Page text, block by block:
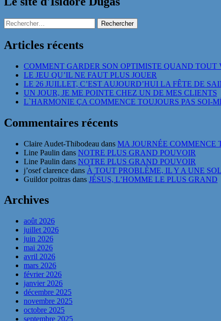
Rechercher :
Articles récents
COMMENT GARDER SON OPTIMISTE QUAND
LE JEU QU’IL NE FAUT PLUS JOUER
LE 26 JUILLET, C’EST AUJOURD’HUI LA FÊTE DE
UN JOUR, JE ME POINTE CHEZ UN DE MES CLIENTS
L`HARMONIE ÇA COMMENCE TOUJOURS PAS SOI-
Commentaires récents
Claire Audet-Thibodeau dans MA JOURNÉE COMMENCE
Line Paulin dans NOTRE PLUS GRAND POUVOIR
Line Paulin dans NOTRE PLUS GRAND POUVOIR
j’osef clarence dans À TOUT PROBLÈME, IL Y A UNE
Guildor poitras dans JÉSUS, L’HOMME LE PLUS GRAND
Archives
août 2026
juillet 2026
juin 2026
mai 2026
avril 2026
mars 2026
février 2026
janvier 2026
décembre 2025
novembre 2025
octobre 2025
septembre 2025